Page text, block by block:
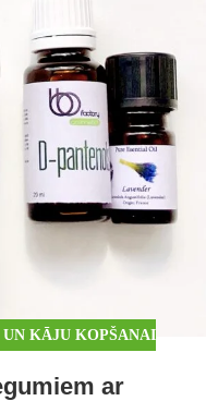
KĀJU KOPŠANAI
ar